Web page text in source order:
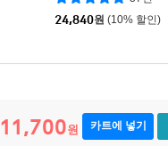
24,840원 (10% 할인)
11,700원 카트에 넣기